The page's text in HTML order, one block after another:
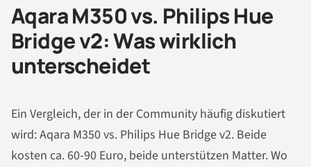
Aqara M350 vs. Philips Hue
Bridge v2: Was wirklich
unterscheidet
Ein Vergleich, der in der Community häufig diskutiert
wird: Aqara M350 vs. Philips Hue Bridge v2. Beide
kosten ca. 60-90 Euro, beide unterstützen Matter. Wo